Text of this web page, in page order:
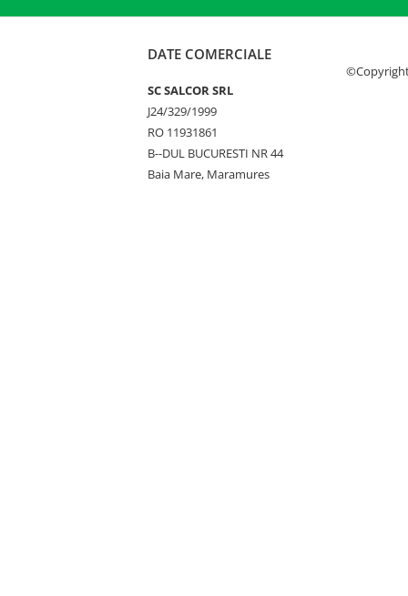
DATE COMERCIALE
SC SALCOR SRL
J24/329/1999
RO 11931861
B--DUL BUCURESTI NR 44
Baia Mare, Maramures
©Copyright